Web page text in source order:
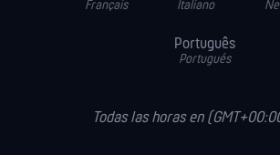
Français Italiano
Português
Portugués
Todas las horas en